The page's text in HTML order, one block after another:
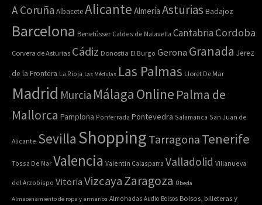
A Coruña AlbaceteAlicante Almería Asturias Badajoz
Barcelona Benetússer Caldes de Malavella Cantabria Cordoba
Corvera de Asturias Cádiz Donostia El Burgo Gerona Granada Jerez
de la Frontera La Rioja Las Médulas Las Palmas Lloret De Mar
Madrid Murcia Málaga Online Palma de
Mallorca Pamplona Ponferrada Pontevedra Salamanca San Juan de
Alicante Sevilla Shopping Tarragona Tenerife
Tossa De Mar Valencia Valentin Calasparra Valladolid Villanueva
del Arzobispo Vitoria VizcayaZaragoza Úbeda
Almacenamiento de ropa y armarios Almohadas Audio Bolsos Bolsos, billeteras y